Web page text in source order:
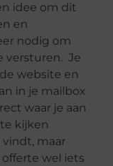
idee om dit
en
nodig om
versturen. Je
website en
in je mailbox
waar je aan
kijken
maar
wel iets